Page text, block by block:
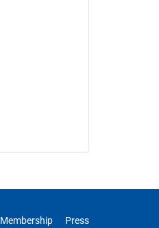
Membership Press